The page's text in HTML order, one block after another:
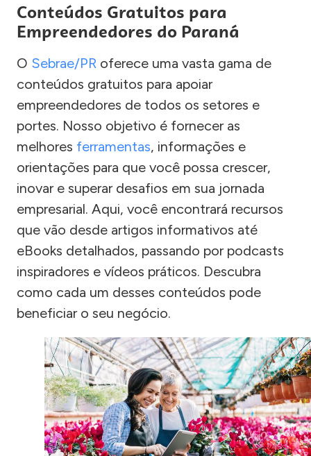
Conteúdos Gratuitos para
Empreendedores do Paraná
O Sebrae/PR oferece uma vasta gama de
conteúdos gratuitos para apoiar
empreendedores de todos os setores e
portes. Nosso objetivo é fornecer as
melhores ferramentas, informações e
orientações para que você possa crescer,
inovar e superar desafios em sua jornada
empresarial. Aqui, você encontrará recursos
que vão desde artigos informativos até
eBooks detalhados, passando por podcasts
inspiradores e vídeos práticos. Descubra
como cada um desses conteúdos pode
beneficiar o seu negócio.